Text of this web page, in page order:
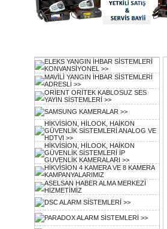
ELEKS YANGIN İHBAR SİSTEMLERİ
KONVANSİYONEL >>
MAVİLİ YANGIN İHBAR SİSTEMLERİ
ADRESLİ >>
ORİENT ORİTEK KABLOSUZ SES
YAYIN SİSTEMLERİ >>
SAMSUNG KAMERALAR >>
HİKVİSİON, HİLOOK, HAİKON
GÜVENLİK SİSTEMLERİ ANALOG VE
HDTVI >>
HİKVİSİON, HİLOOK, HAİKON
GÜVENLİK SİSTEMLERİ İP
GUVENLİK KAMERALARI >>
HİKVİSİON 4 KAMERA VE 8 KAMERA
KAMPANYALARIMIZ
ASELSAN HABER ALMA MERKEZİ
HİZMETİMİZ
DSC ALARM SİSTEMLERİ >>
PARADOX ALARM SİSTEMLERİ >>